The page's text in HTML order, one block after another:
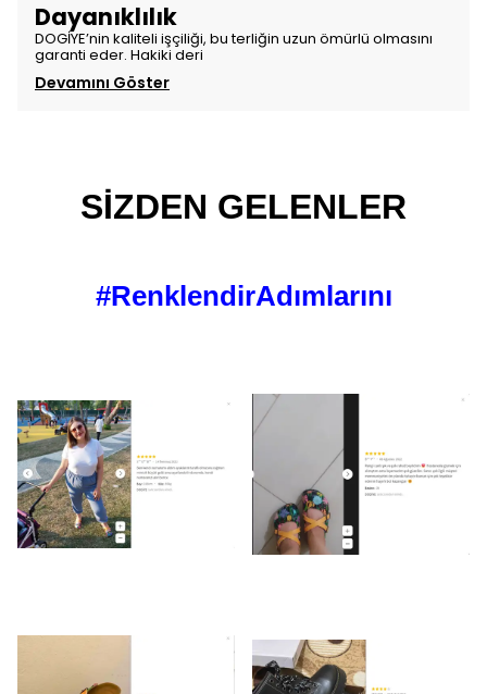
Dayanıklılık
DOGİYE’nin kaliteli işçiliği, bu terliğin uzun ömürlü olmasını
garanti eder. Hakiki deri
Devamını Göster
SİZDEN GELENLER
#RenklendirAdımlarını